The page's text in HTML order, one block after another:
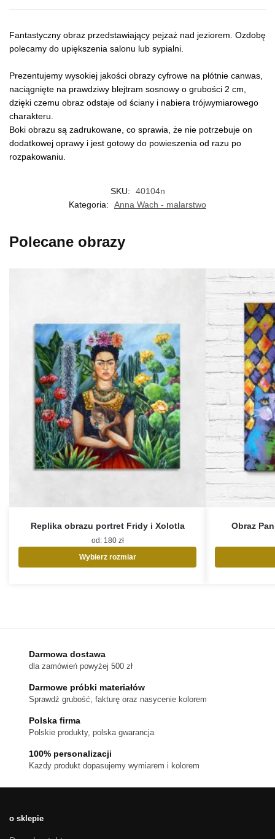
Fantastyczny obraz przedstawiający pejzaż nad jeziorem. Ozdobę
polecamy do upiększenia salonu lub sypialni.
Prezentujemy wysokiej jakości obrazy cyfrowe na płótnie canwas,
naciągnięte na prawdziwy blejtram sosnowy o grubości 2 cm,
dzięki czemu obraz odstaje od ściany i nabiera trójwymiarowego
charakteru.
Boki obrazu są zadrukowane, co sprawia, że nie potrzebuje on
dodatkowej oprawy i jest gotowy do powieszenia od razu po
rozpakowaniu.
SKU:
40104n
Kategoria:
Anna Wach - malarstwo
Polecane obrazy
Replika obrazu portret Fridy i Xolotla
od: 180 zł
Wybierz rozmiar
na
produktu
Obraz
Darmowa dostawa
dla zamówień powyżej 500 zł
Darmowe próbki materiałów
Sprawdź grubość, fakturę oraz nasycenie kolorem
Polska firma
Polskie produkty, polska gwarancja
100% personalizacji
Kazdy produkt dopasujemy wymiarem i kolorem
o sklepie